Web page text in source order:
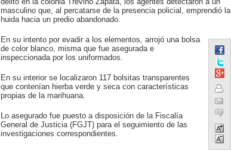
masculino que, al percatarse de la presencia policial, emprendió la
huida hacia un predio abandonado.
En su intento por evadir a los elementos, arrojó una bolsa
de color blanco, misma que fue asegurada e
inspeccionada por los uniformados.
En su interior se localizaron 117 bolsitas transparentes
que contenían hierba verde y seca con características
propias de la marihuana.
Lo asegurado fue puesto a disposición de la Fiscalía
General de Justicia (FGJT) para el seguimiento de las
investigaciones correspondientes.